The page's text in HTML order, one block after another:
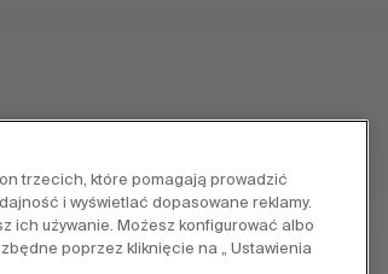
trzecich, które pomagają prowadzić
i wyświetlać dopasowane reklamy.
ich używanie. Możesz konfigurować albo
poprzez kliknięcie na „ Ustawienia